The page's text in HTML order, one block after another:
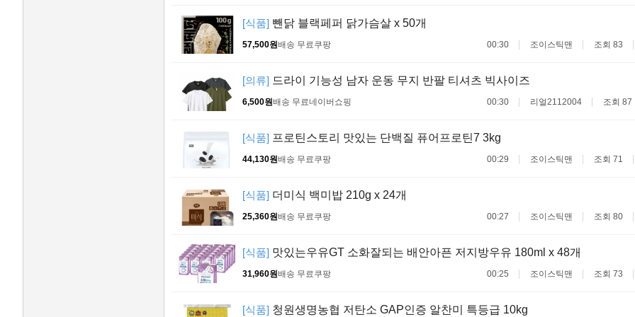
[식품] 뺀닭 블랙페퍼 닭가슴살 x 50개
57,500원배송 무료 쿠팡 00:30 조이스틱맨 조회 83
[의류] 드라이 기능성 남자 운동 무지 반팔 티셔츠 빅사이즈
6,500원배송 무료네이버쇼핑 00:30 리얼2112004 조회 87
[식품] 프로틴스토리 맛있는 단백질 퓨어프로틴7 3kg
44,130원배송 무료 쿠팡 00:29 조이스틱맨 조회 71
[식품] 더미식 백미밥 210g x 24개
25,360원배송 무료 쿠팡 00:27 조이스틱맨 조회 80
[식품] 맛있는우유GT 소화잘되는 배안아픈 저지방우유 180ml x 48개
31,960원배송 무료 쿠팡 00:25 조이스틱맨 조회 73
[식품] 청원생명농협 저탄소 GAP인증 알찬미 특등급 10kg